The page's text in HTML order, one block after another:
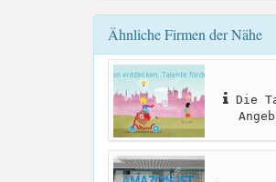
Ähnliche Firmen der Nähe
Die